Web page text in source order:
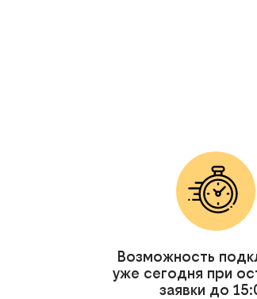
Возможность
уже сегодня при
заявки до